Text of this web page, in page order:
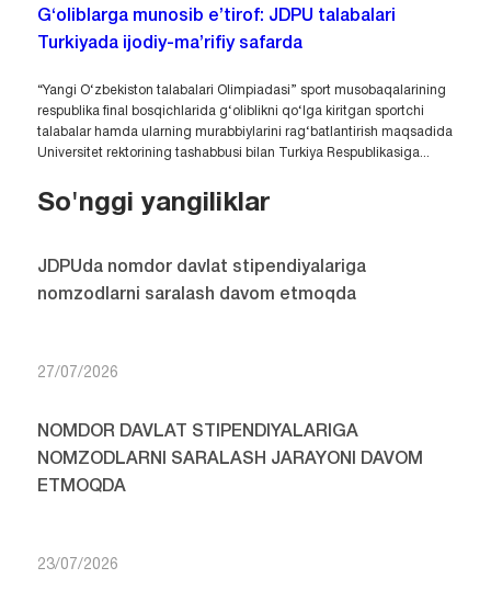
G‘oliblarga munosib e’tirof: JDPU talabalari
Turkiyada ijodiy-ma’rifiy safarda
“Yangi O‘zbekiston talabalari Olimpiadasi” sport musobaqalarining
respublika final bosqichlarida g‘oliblikni qo‘lga kiritgan sportchi
talabalar hamda ularning murabbiylarini rag‘batlantirish maqsadida
Universitet rektorining tashabbusi bilan Turkiya Respublikasiga...
So'nggi yangiliklar
JDPUda nomdor davlat stipendiyalariga
nomzodlarni saralash davom etmoqda
27/07/2026
NOMDOR DAVLAT STIPENDIYALARIGA
NOMZODLARNI SARALASH JARAYONI DAVOM
ETMOQDA
23/07/2026